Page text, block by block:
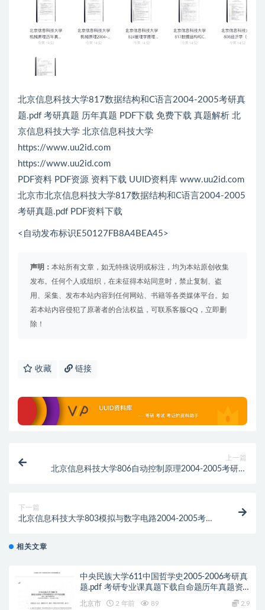
北京信息科技大学817数据结构和C语言2004-2005考研真
题.pdf 考研真题 历年真题 PDF下载 免费下载 真题解析 北
京信息科技大学 北京信息科技大学
https://www.uu2id.com
https://www.uu2id.com
PDF资料 PDF资源 资料下载 UUID资料库 www.uu2id.com
北京市北京信息科技大学817数据结构和C语言2004-2005
考研真题.pdf PDF资料下载
<自动发布标识E50127FB8A4BEA45>
声明： 本站所有文章，如无特殊说明或标注，均为本站原创收集
发布。任何个人或组织，在未征得本站同意时，禁止复制、盗
用、采集、发布本站内容到任何网站、书籍等各类媒体平台。如
若本站内容侵犯了原著者的合法权益，可联系客服QQ，立即删
除！
收藏 链接
上一篇
北京信息科技大学806自动控制原理2004-2005考研真
下一篇
北京信息科技大学803模拟与数字电路2004-2005考研
相关文章
中央民族大学611中国哲学史2005-2006考研真
题.pdf 考研专业课真题下载自命题历年真题资
北京市 2 年前 89 2.9